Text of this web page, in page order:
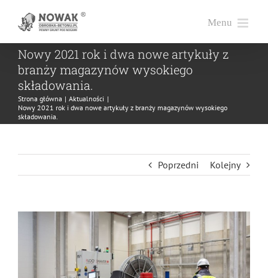
Nowy 2021 rok i dwa nowe artykuły z
branży magazynów wysokiego
składowania.
Strona główna
Aktualności
Nowy 2021 rok i dwa nowe artykuły z branży magazynów wysokiego
składowania.
Poprzedni Kolejny
Pokaż